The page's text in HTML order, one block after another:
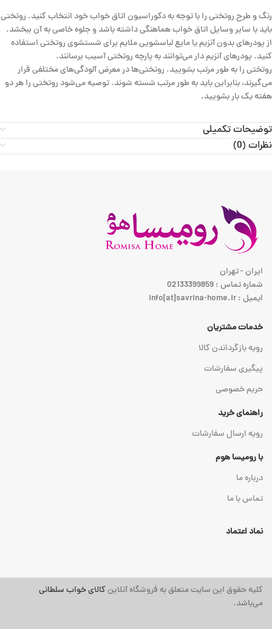
رنگ و طرح روتختی را با توجه به دکوراسیون اتاق خواب خود انتخاب کنید. روتختی
باید با سایر وسایل اتاق خواب هماهنگی داشته باشد و جلوه خاصی به آن ببخشد.
از پودرهای بدون آنزیم یا مایع لباسشویی ملایم برای شستشوی روتختی استفاده
کنید. پودرهای آنزیم دار می‌توانند به پارچه روتختی آسیب برسانند.
روتختی را به طور مرتب بشویید. روتختی‌ها در معرض آلودگی‌های مختلفی قرار
می‌گیرند، بنابراین باید به طور مرتب شسته شوند. توصیه می‌شود روتختی را هر دو
هفته یک بار بشویید.
توضیحات تکمیلی
نظرات (0)
ایران - تهران
شماره تماس : 02133399859
ایمیل : info[at]savrina-home.ir
خدمات مشتریان
رویه بازگرداندن کالا
پیگیری سفارشات
حریم خصوصی
راهنمای خرید
رویه ارسال سفارشات
با رومیسا هوم
درباره ما
تماس با ما
نماد اعتماد
کلیه حقوق این سایت متعلق به فروشگاه آنلاینکالای خواب سلطانی
می‌باشد.